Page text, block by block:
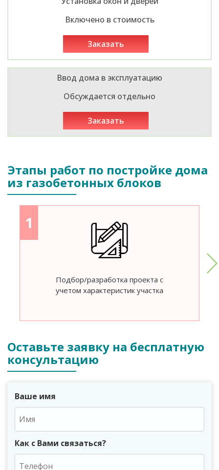
Включено в стоимость
заказать
Ввод дома в эксплуатацию
Обсуждается отдельно
заказать
Этапы работ по постройке дома
из газобетонных блоков
1
Подбор/разработка проекта с
учетом характеристик участка
Оставьте заявку на бесплатную
консультацию
Ваше имя
Как с Вами связаться?